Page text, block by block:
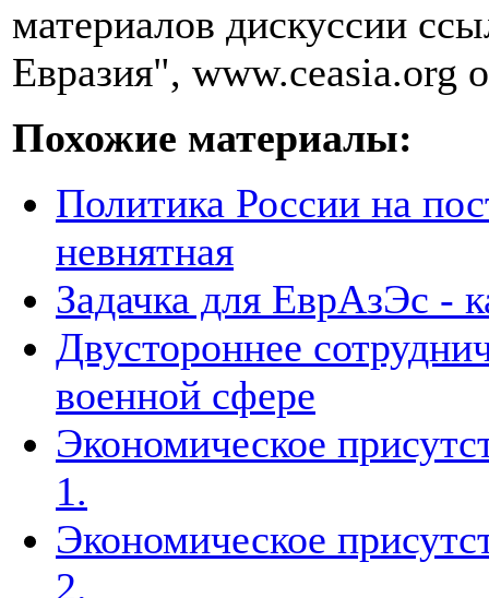
материалов дискуссии
Евразия", www.ceasia.org
Похожие материалы:
Политика России на
невнятная
Задачка для ЕврАзЭс -
Двустороннее
военной сфере
Экономическое
1.
Экономическое
2.